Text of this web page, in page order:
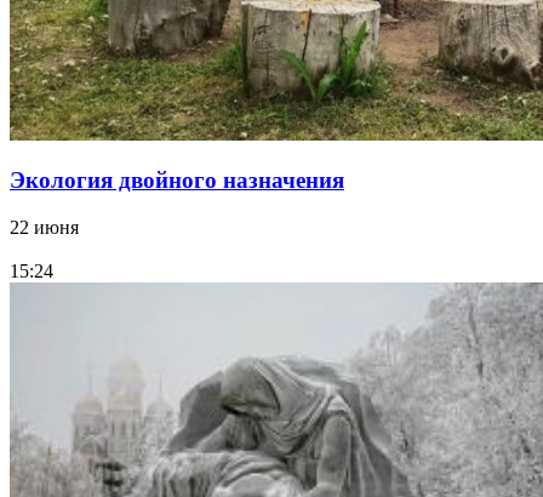
Экология двойного назначения
22 июня
15:24